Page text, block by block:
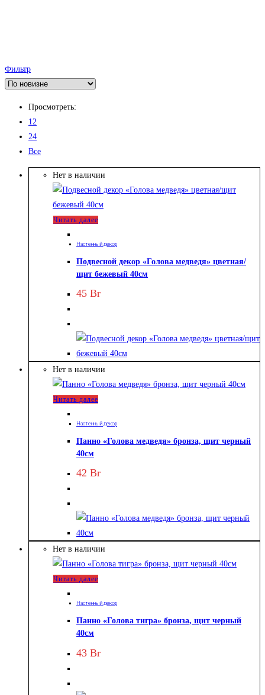
Фильтр
Просмотреть:
12
24
Все
Нет в наличии
Читать далее
Настенный декор
Подвесной декор «Голова медведя» цветная/
щит бежевый 40см
45 Br
Нет в наличии
Читать далее
Настенный декор
Панно «Голова медведя» бронза, щит черный
40см
42 Br
Нет в наличии
Читать далее
Настенный декор
Панно «Голова тигра» бронза, щит черный
40см
43 Br